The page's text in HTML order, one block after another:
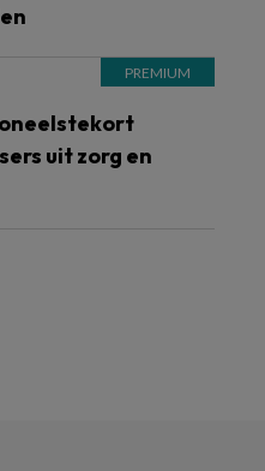
uit zorg en